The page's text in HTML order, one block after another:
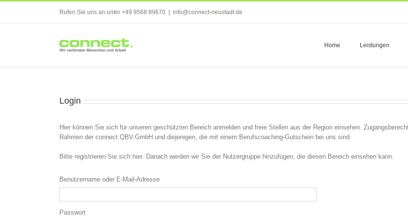
content
Rufen Sie uns an unter +49 9568 89670 info@connect-neustadt.de
Home Leistungen
Login
Hier können Sie sich für unseren geschützten Bereich anmelden und freie Stellen aus der Region einsehen.
Rahmen der connect.QBV.GmbH und diejenigen, die mit einem Berufscoaching-Gutschein bei uns sind.
Bitte registrieren Sie sich hier. Danach werden wir Sie der Nutzergruppe hinzufügen, die diesen Bereich einsehen kann.
Benutzername oder E-Mail-Adresse
Passwort